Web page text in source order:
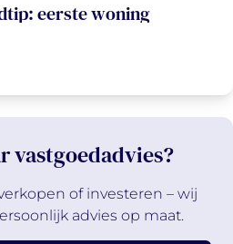
eerste woning
vastgoedadvies?
of investeren – wij
advies op maat.